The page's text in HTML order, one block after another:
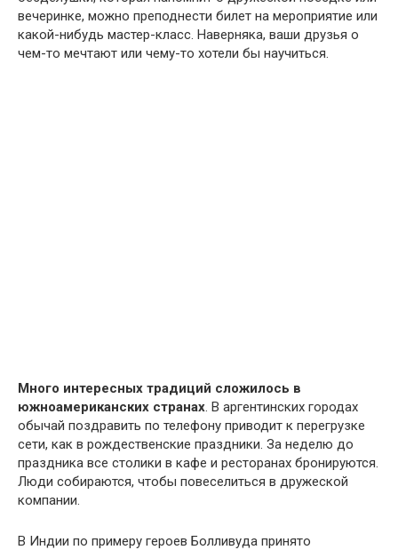
вечеринке, можно преподнести билет на мероприятие или
какой-нибудь мастер-класс. Наверняка, ваши друзья о
чем-то мечтают или чему-то хотели бы научиться.
Много интересных традиций сложилось в
южноамериканских странах. В аргентинских городах
обычай поздравить по телефону приводит к перегрузке
сети, как в рождественские праздники. За неделю до
праздника все столики в кафе и ресторанах бронируются.
Люди собираются, чтобы повеселиться в дружеской
компании.
В Индии по примеру героев Болливуда принято